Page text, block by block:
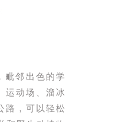
邻出色的学
运动场、溜冰
路，可以轻松